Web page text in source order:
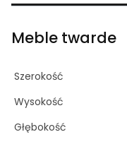
Meble twarde
Szerokość
Wysokość
Głębokość